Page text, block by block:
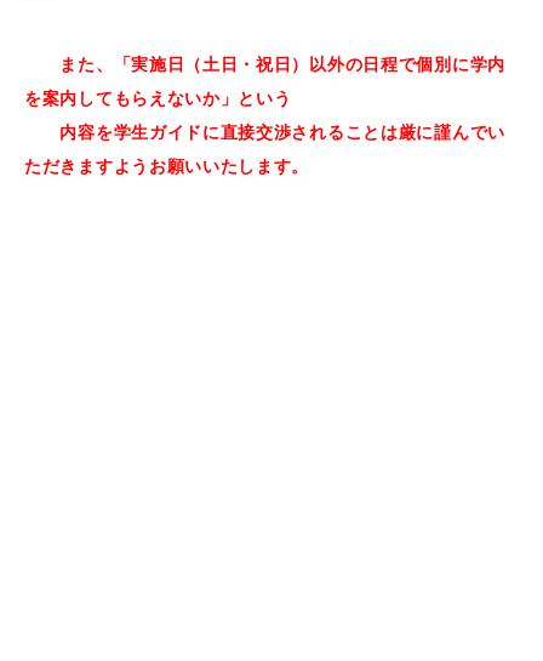
また、「実施日（土日・祝日）以外の日程で個別に学内
を案内してもらえないか」という
内容を学生ガイドに直接交渉されることは厳に謹んでい
ただきますようお願いいたします。